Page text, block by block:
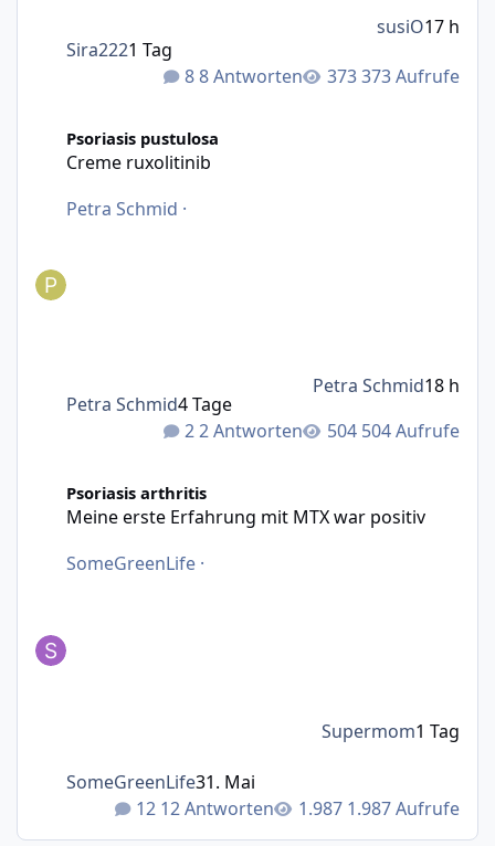
8 Antworten 373 Aufrufe
Sira2221 Tag
susiO17 h
Psoriasis pustulosa
Creme ruxolitinib
Petra Schmid ·
2 Antworten 504 Aufrufe
Petra Schmid4 Tage
Petra Schmid18 h
Psoriasis arthritis
Meine erste Erfahrung mit MTX war positiv
SomeGreenLife ·
12 Antworten 1.987 Aufrufe
SomeGreenLife31. Mai
Supermom1 Tag